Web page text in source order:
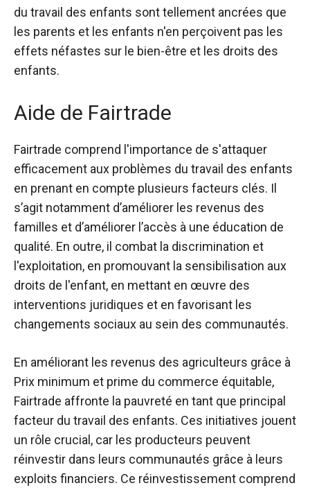
du travail des enfants sont tellement ancrées que
les parents et les enfants n'en perçoivent pas les
effets néfastes sur le bien-être et les droits des
enfants.
Aide de Fairtrade
Fairtrade comprend l'importance de s'attaquer
efficacement aux problèmes du travail des enfants
en prenant en compte plusieurs facteurs clés. Il
s’agit notamment d’améliorer les revenus des
familles et d’améliorer l’accès à une éducation de
qualité. En outre, il combat la discrimination et
l'exploitation, en promouvant la sensibilisation aux
droits de l'enfant, en mettant en œuvre des
interventions juridiques et en favorisant les
changements sociaux au sein des communautés.
En améliorant les revenus des agriculteurs grâce à
Prix ​​minimum et prime du commerce équitable,
Fairtrade affronte la pauvreté en tant que principal
facteur du travail des enfants. Ces initiatives jouent
un rôle crucial, car les producteurs peuvent
réinvestir dans leurs communautés grâce à leurs
exploits financiers. Ce réinvestissement comprend